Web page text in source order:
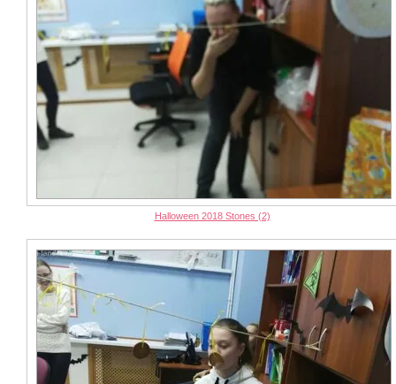
Halloween 2018 Stones (2)